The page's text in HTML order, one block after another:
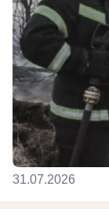
31.07.2026